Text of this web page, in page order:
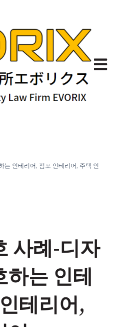
기본
는 인테리어, 점포 인테리어, 주택 인
사례-디자
하는 인테
테리어,